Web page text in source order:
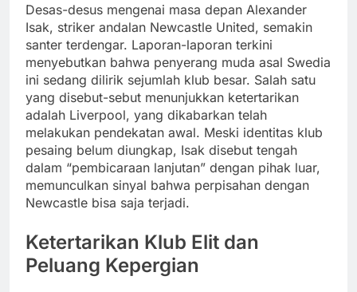
Desas-desus mengenai masa depan Alexander
Isak, striker andalan Newcastle United, semakin
santer terdengar. Laporan-laporan terkini
menyebutkan bahwa penyerang muda asal Swedia
ini sedang dilirik sejumlah klub besar. Salah satu
yang disebut-sebut menunjukkan ketertarikan
adalah Liverpool, yang dikabarkan telah
melakukan pendekatan awal. Meski identitas klub
pesaing belum diungkap, Isak disebut tengah
dalam “pembicaraan lanjutan” dengan pihak luar,
memunculkan sinyal bahwa perpisahan dengan
Newcastle bisa saja terjadi.
Ketertarikan Klub Elit dan
Peluang Kepergian